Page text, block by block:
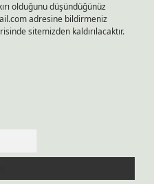
olduğunu düşündüğünüz
adresine bildirmeniz
sitemizden kaldırılacaktır.